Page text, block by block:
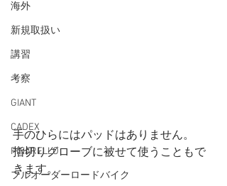
海外
新規取扱い
講習
考察
GIANT
CADEX
PINARELLO
フルオーダーロードバイク
手のひらにはパッドはありません。
指切りグローブに被せて使うこともで
きます。